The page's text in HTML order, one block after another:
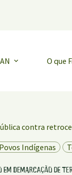
O que
contra
Povos Indígenas
demarcação de